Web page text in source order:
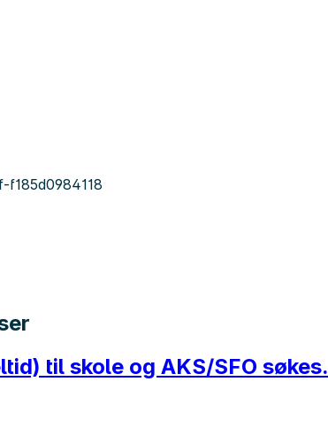
til skole og AKS/SFO søkes.